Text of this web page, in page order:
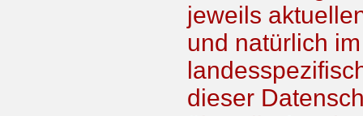
jeweils
und natürlich
dieser